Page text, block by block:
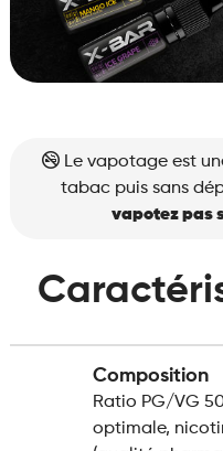
Le vapotage est
tabac puis sans
vapotez pas
Composition
Ratio PG/VG
optimale,